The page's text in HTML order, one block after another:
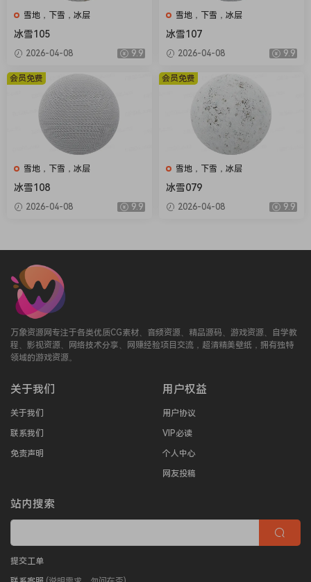
雪地，下雪，冰层
冰雪105
2026-04-08 9.9
雪地，下雪，冰层
冰雪107
2026-04-08 9.9
雪地，下雪，冰层
冰雪108
2026-04-08 9.9
会员免费
雪地，下雪，冰层
冰雪079
2026-04-08 9.9
会员免费
万象资源网专注于各类优质CG素材、音频资源、精品源码、游戏资源、自学教
程、影视资源、网络技术分享、网赚经验项目交流，超清精美壁纸，拥有独特
领域的游戏资源。
关于我们
关于我们
联系我们
免责声明
用户权益
用户协议
VIP必读
个人中心
网友投稿
站内搜索
提交工单